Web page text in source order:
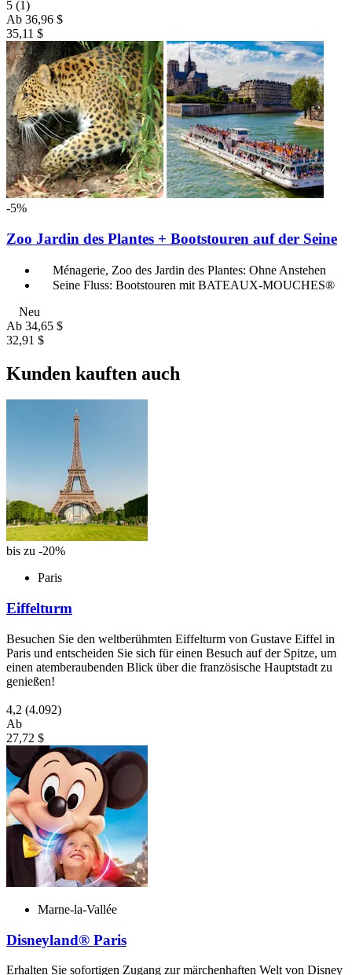
5 (1)
Ab 36,96 $
35,11 $
-5%
Zoo Jardin des Plantes + Bootstouren auf der Seine
Ménagerie, Zoo des Jardin des Plantes: Ohne Anstehen
Seine Fluss: Bootstouren mit BATEAUX-MOUCHES®
Neu
Ab 34,65 $
32,91 $
Kunden kauften auch
bis zu -20%
Paris
Eiffelturm
Besuchen Sie den weltberühmten Eiffelturm von Gustave Eiffel in
Paris und entscheiden Sie sich für einen Besuch auf der Spitze, um
einen atemberaubenden Blick über die französische Hauptstadt zu
genießen!
4,2 (4.092)
Ab
27,72 $
Marne-la-Vallée
Disneyland® Paris
Erhalten Sie sofortigen Zugang zur märchenhaften Welt von Disney